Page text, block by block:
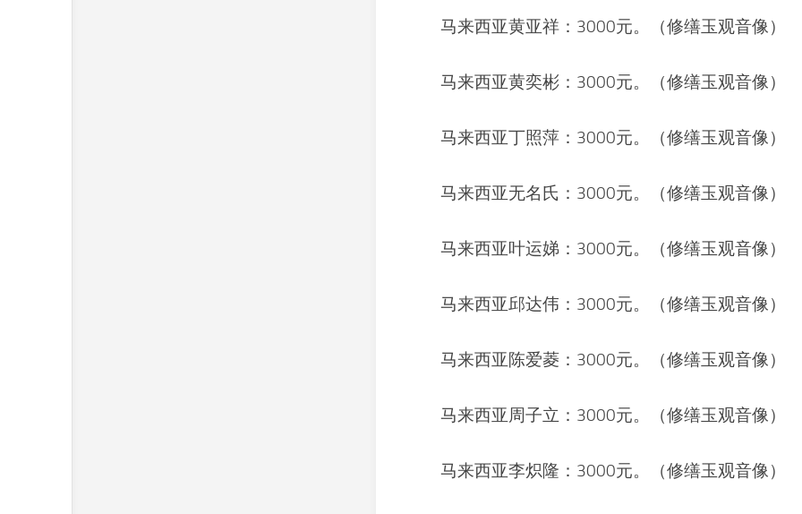
马来西亚黄亚祥：3000元。（修缮玉观音像）
马来西亚黄奕彬：3000元。（修缮玉观音像）
马来西亚丁照萍：3000元。（修缮玉观音像）
马来西亚无名氏：3000元。（修缮玉观音像）
马来西亚叶运娣：3000元。（修缮玉观音像）
马来西亚邱达伟：3000元。（修缮玉观音像）
马来西亚陈爱菱：3000元。（修缮玉观音像）
马来西亚周子立：3000元。（修缮玉观音像）
马来西亚李炽隆：3000元。（修缮玉观音像）